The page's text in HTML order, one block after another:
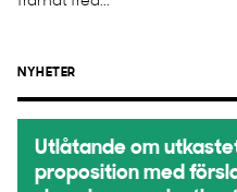
NYHETER
Utlåtande om
proposition med